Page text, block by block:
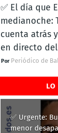
✅ El día que
medianoche:
cuenta atrás
en directo
Periódico de
LO
✅ Urgente:
menor